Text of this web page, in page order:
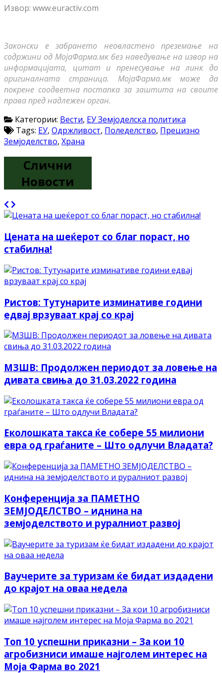
Извор: www.euractiv.com
Законски е забрането неовластено преземање на
содржини од МојаФарма.мк без наведување на извор на
информацијата, цитат и пренесување на линк до
оригиналната страница. МојаФарма.мк може да
покрене соодветна постапка за заштита на своите
права пред надлежен орган.
Категории: Вести, ЕУ Земјоделска политика
Tags: ЕУ, Одржливост, Поледелство, Прецизно
Земјоделство, Храна
Слични
Новости
Цената на шеќерот со благ пораст, но
стабилна!
Ристов: Тутунарите изминативе години
едвај врзуваат крај со крај
МЗШВ: Продолжен периодот за ловење на
дивата свиња до 31.03.2022 година
Еколошката такса ќе собере 55 милиони
евра од граѓаните – Што одлучи Владата?
Конференција за ПАМЕТНО
ЗЕМЈОДЕЛСТВО – иднина на
земјоделството и руралниот развој
Ваучерите за туризам ќе бидат издадени
до крајот на оваа недела
Топ 10 успешни приказни – За кои 10
агробизниси имаше најголем интерес на
Моја Фарма во 2021